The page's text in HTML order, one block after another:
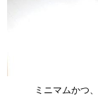
ミニマムかつ